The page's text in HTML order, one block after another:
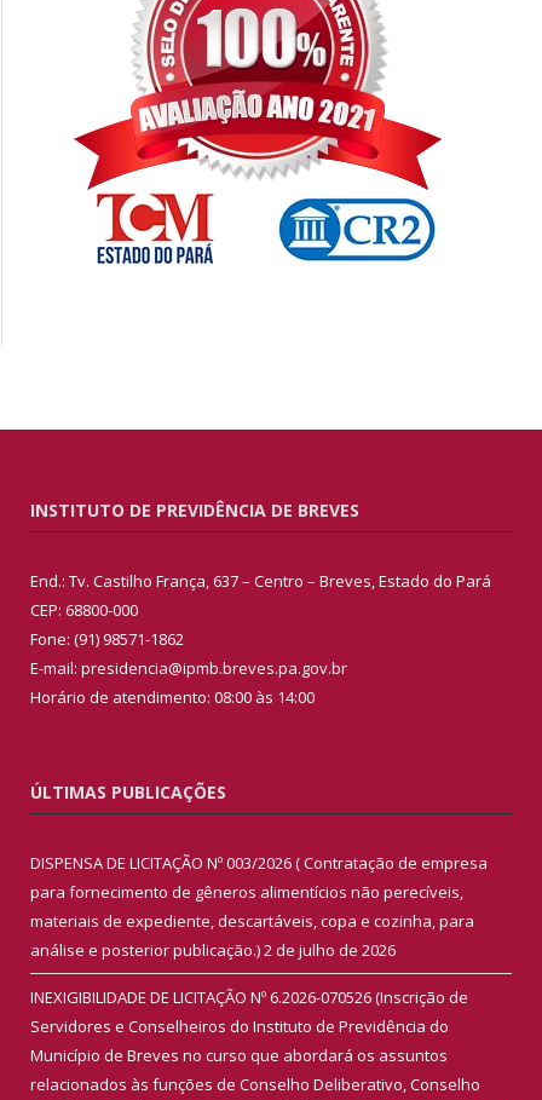
INSTITUTO DE PREVIDÊNCIA DE BREVES
End.: Tv. Castilho França, 637 – Centro – Breves, Estado do Pará
CEP: 68800-000
Fone: (91) 98571-1862
E-mail: presidencia@ipmb.breves.pa.gov.br
Horário de atendimento: 08:00 às 14:00
ÚLTIMAS PUBLICAÇÕES
DISPENSA DE LICITAÇÃO Nº 003/2026 ( Contratação de empresa
para fornecimento de gêneros alimentícios não perecíveis,
materiais de expediente, descartáveis, copa e cozinha, para
análise e posterior publicação.)2 de julho de 2026
INEXIGIBILIDADE DE LICITAÇÃO Nº 6.2026-070526 (Inscrição de
Servidores e Conselheiros do Instituto de Previdência do
Município de Breves no curso que abordará os assuntos
relacionados às funções de Conselho Deliberativo, Conselho